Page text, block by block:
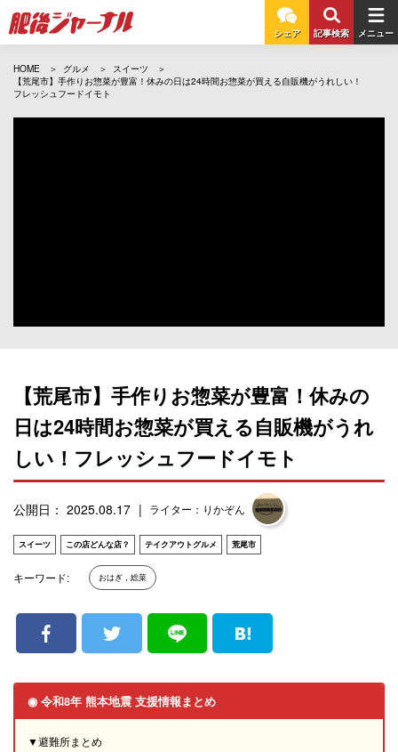
シェア 記事検索 メニュー
HOME グルメ
スイーツ
【荒尾市】手作りお惣菜が豊富！休みの日は24時間お惣菜が買える自販機がうれしい！
フレッシュフードイモト
【荒尾市】手作りお惣菜が豊富！休みの
日は24時間お惣菜が買える自販機がうれ
しい！フレッシュフードイモト
公開日： 2025.08.17 ライター：りかぞん
スイーツ この店どんな店？ テイクアウトグルメ 荒尾市
キーワード: おはぎ，総菜
◉ 令和8年 熊本地震 支援情報まとめ
▼避難所まとめ